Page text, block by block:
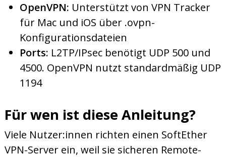
OpenVPN: Unterstützt von VPN Tracker
für Mac und iOS über .ovpn-
Konfigurationsdateien
Ports: L2TP/IPsec benötigt UDP 500 und
4500. OpenVPN nutzt standardmäßig UDP
1194
Für wen ist diese Anleitung?
Viele Nutzer:innen richten einen SoftEther
VPN-Server ein, weil sie sicheren Remote-